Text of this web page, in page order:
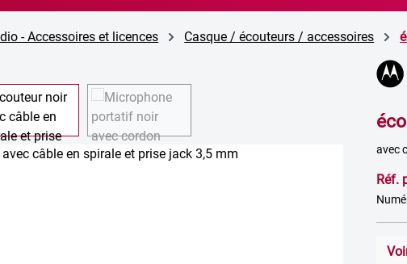
- Accessoires et licences Casque / écouteurs / accessoires
avec
Réf.